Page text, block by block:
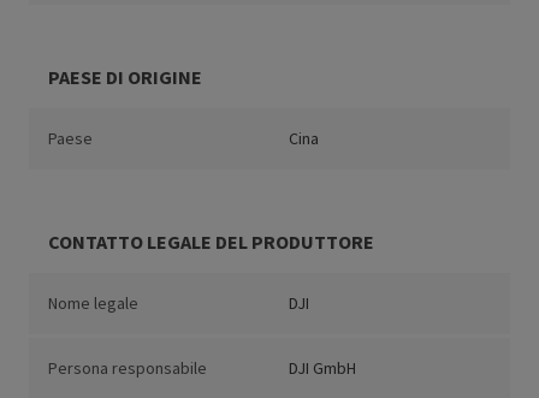
PAESE DI ORIGINE
Paese Cina
CONTATTO LEGALE DEL PRODUTTORE
Nome legale DJI
Persona responsabile DJI GmbH